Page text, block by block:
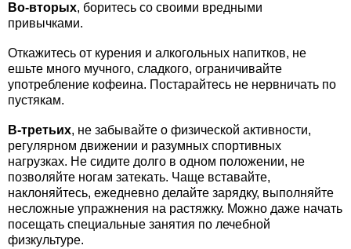
Во-вторых, боритесь со своими вредными
привычками.
Откажитесь от курения и алкогольных напитков, не
ешьте много мучного, сладкого, ограничивайте
употребление кофеина. Постарайтесь не нервничать по
пустякам.
В-третьих, не забывайте о физической активности,
регулярном движении и разумных спортивных
нагрузках. Не сидите долго в одном положении, не
позволяйте ногам затекать. Чаще вставайте,
наклоняйтесь, ежедневно делайте зарядку, выполняйте
несложные упражнения на растяжку. Можно даже начать
посещать специальные занятия по лечебной
физкультуре.